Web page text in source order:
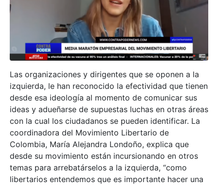
Las organizaciones y dirigentes que se oponen a la
izquierda, le han reconocido la efectividad que tienen
desde esa ideología al momento de comunicar sus
ideas y adueñarse de supuestas luchas en otras áreas
con la cual los ciudadanos se pueden identificar. La
coordinadora del Movimiento Libertario de
Colombia, María Alejandra Londoño, explica que
desde su movimiento están incursionando en otros
temas para arrebatárselos a la izquierda, “como
libertarios entendemos que es importante hacer una